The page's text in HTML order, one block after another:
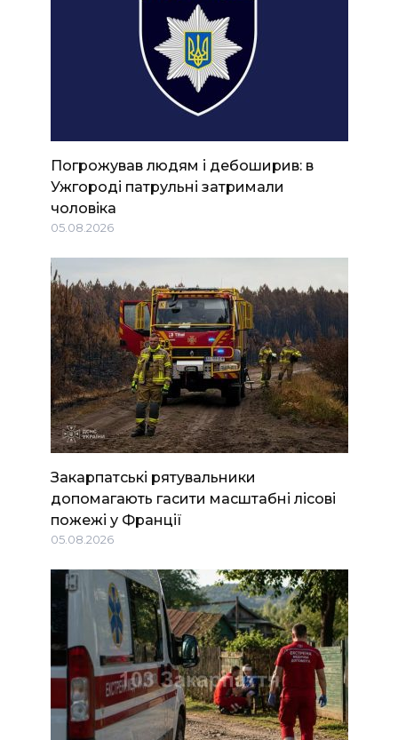
Погрожував людям і дебоширив: в
Ужгороді патрульні затримали
чоловіка
05.08.2026
Закарпатські рятувальники
допомагають гасити масштабні лісові
пожежі у Франції
05.08.2026